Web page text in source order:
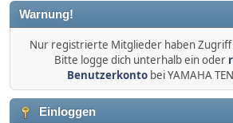
Warnung!
Nur registrierte Mitglieder haben Zugriff
Bitte logge dich unterhalb ein oder
Benutzerkontobei YAMAHA
Einloggen